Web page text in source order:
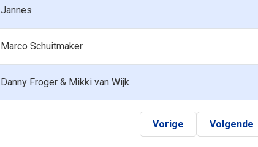
Jannes
Marco Schuitmaker
Danny Froger & Mikki van Wijk
Vorige Volgende